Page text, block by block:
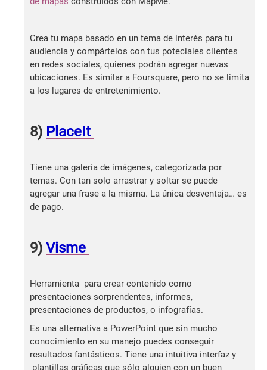
Crea tu mapa basado en un tema de interés para tu
audiencia y compártelos con tus poteciales clientes
en redes sociales, quienes podrán agregar nuevas
ubicaciones. Es similar a Foursquare, pero no se limita
a los lugares de entretenimiento.
8) PlaceIt
Tiene una galería de imágenes, categorizada por
temas. Con tan solo arrastrar y soltar se puede
agregar una frase a la misma. La única desventaja… es
de pago.
9) Visme
Herramienta para crear contenido como
presentaciones sorprendentes, informes,
presentaciones de productos, o infografías.
Es una alternativa a PowerPoint que sin mucho
conocimiento en su manejo puedes conseguir
resultados fantásticos. Tiene una intuitiva interfaz y
plantillas gráficas que sólo alguien con un buen